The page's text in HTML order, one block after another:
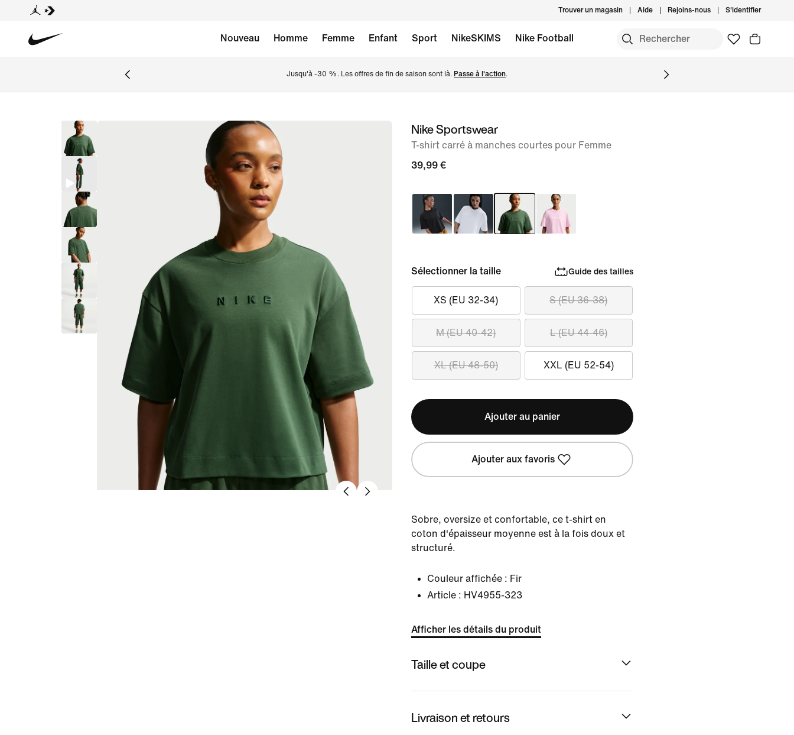
Trouver un magasin Aide Rejoins-nous S'identifier
Nouveau Homme Femme Enfant Sport NikeSKIMS Nike Football
Jusqu'à -30 %. Les offres de fin de saison sont là. Passe à l'action.
image 1Nike Sportswear
T-shirt carré à manches courtes pour Femme
39,99 €
Sélectionner la taille Guide des tailles
XS (EU 32-34) S (EU 36-38)
M (EU 40-42) L (EU 44-46)
XL (EU 48-50) XXL (EU 52-54)
Ajouter au panier
Ajouter aux favoris
Sobre, oversize et confortable, ce t-shirt en
coton d'épaisseur moyenne est à la fois doux et
structuré.
Couleur affichée : Fir
Article : HV4955-323
Afficher les détails du produit
Taille et coupe
Livraison et retours